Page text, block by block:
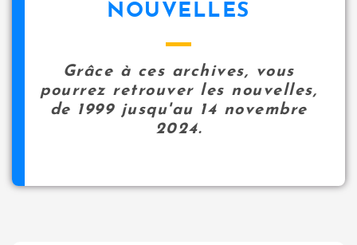
NOUVELLES
Grâce à ces archives, vous
pourrez retrouver les nouvelles,
de 1999 jusqu'au 14 novembre
2024.